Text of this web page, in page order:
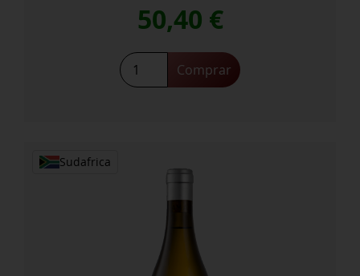
50,40 €
Stellenbosch
Cabernet
Comprar
Sudafrica